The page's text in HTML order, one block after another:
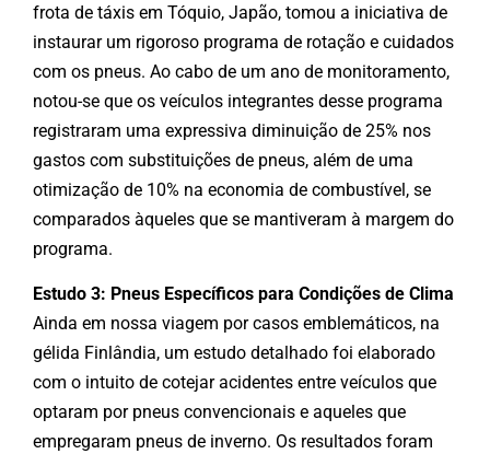
frota de táxis em Tóquio, Japão, tomou a iniciativa de
instaurar um rigoroso programa de rotação e cuidados
com os pneus. Ao cabo de um ano de monitoramento,
notou-se que os veículos integrantes desse programa
registraram uma expressiva diminuição de 25% nos
gastos com substituições de pneus, além de uma
otimização de 10% na economia de combustível, se
comparados àqueles que se mantiveram à margem do
programa.
Estudo 3: Pneus Específicos para Condições de Clima
Ainda em nossa viagem por casos emblemáticos, na
gélida Finlândia, um estudo detalhado foi elaborado
com o intuito de cotejar acidentes entre veículos que
optaram por pneus convencionais e aqueles que
empregaram pneus de inverno. Os resultados foram